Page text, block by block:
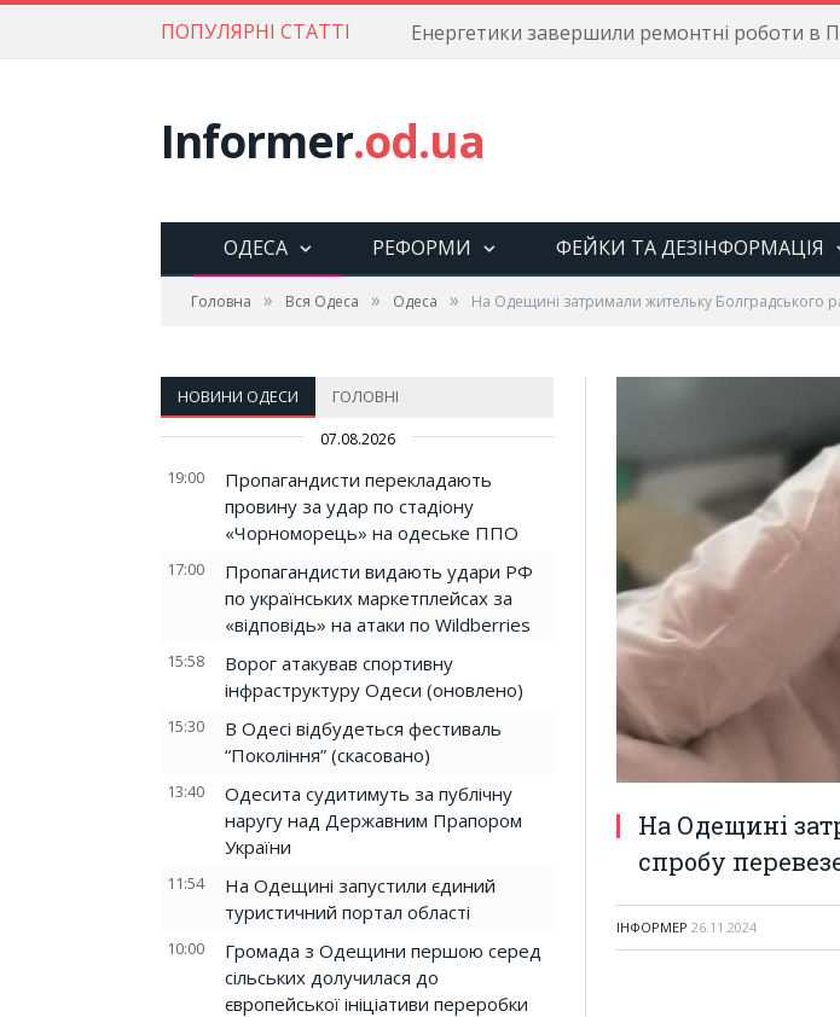
ПОПУЛЯРНІ СТАТТІ
Informer.od.ua
ОДЕСА РЕФОРМИ ФЕЙКИ ТА ДЕЗІНФОРМАЦІЯ
Головна » Вся Одеса » Одеса » На Одещині затримали жительку Болградського
НОВИНИ ОДЕСИ ГОЛОВНІ
07.08.2026
19:00
Пропагандисти перекладають
провину за удар по стадіону
«Чорноморець» на одеське ППО
17:00
Пропагандисти видають удари РФ
по українських маркетплейсах за
«відповідь» на атаки по Wildberries
15:58
Ворог атакував спортивну
інфраструктуру Одеси (оновлено)
15:30
В Одесі відбудеться фестиваль
“Покоління” (скасовано)
13:40
Одесита судитимуть за публічну
наругу над Державним Прапором
України
11:54
На Одещині запустили єдиний
туристичний портал області
10:00
Громада з Одещини першою серед
сільських долучилася до
європейської ініціативи переробки
На Одещині
спробу
ІНФОРМЕР 26.11.2024